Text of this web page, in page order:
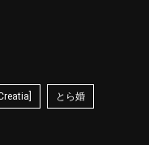
とら婚